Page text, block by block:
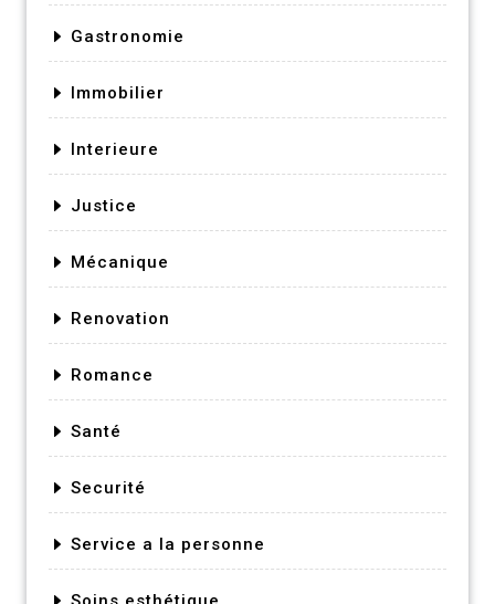
Gastronomie
Immobilier
Interieure
Justice
Mécanique
Renovation
Romance
Santé
Securité
Service a la personne